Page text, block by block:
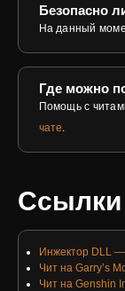
Безопасно
На данный
Где можно
Помощь с
чате.
Ссылки
Инжектор DLL
Чит на Garry’s
Чит на Genshin